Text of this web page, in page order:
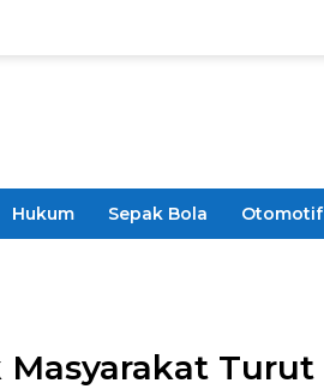
Hukum Sepak Bola Otomotif
Masyarakat Turut